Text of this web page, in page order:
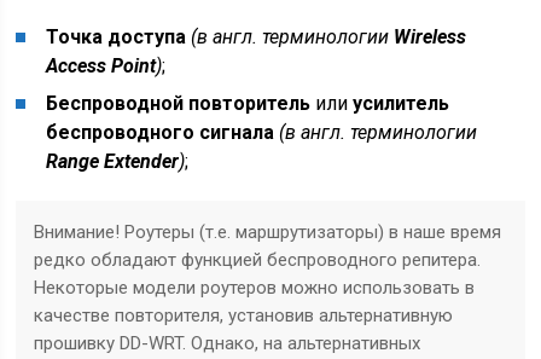
Точка доступа (в англ. терминологии Wireless
Access Point);
Беспроводной повторитель или усилитель
беспроводного сигнала (в англ. терминологии
Range Extender);
Внимание! Роутеры (т.е. маршрутизаторы) в наше время
редко обладают функцией беспроводного репитера.
Некоторые модели роутеров можно использовать в
качестве повторителя, установив альтернативную
прошивку DD-WRT. Однако, на альтернативных